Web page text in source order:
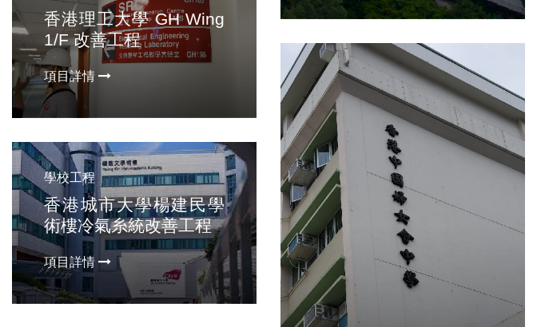
香港理工大學 GH Wing
1/F 改善工程
項目詳情
學校工程
香港城市大學楊建民學
術樓冷氣糸統改善工程
項目詳情
學校工程
2020-2021 DSS 主要維
修工程--英華小學
項目詳情